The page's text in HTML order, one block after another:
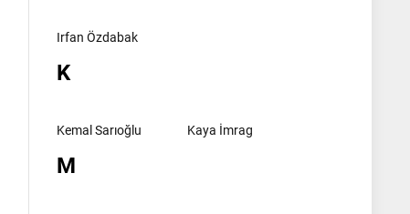
Irfan Özdabak
K
Kemal Sarıoğlu Kaya İmrag
M